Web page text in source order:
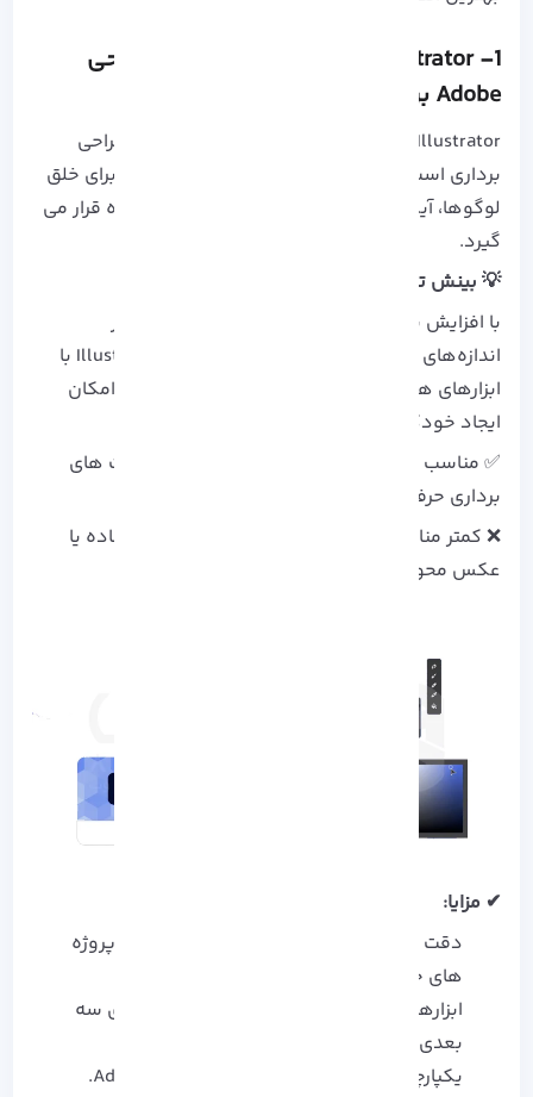
1-
Adobe-Illustrator
: نرم‌ افزار برتر طراحی
Adobe برای گرافیک برداری
Illustrator یکی از قدرتمندترین ابزارها در زمینه طراحی
برداری است که توسط بسیاری از طراحان حرفه‌ ای برای خلق
لوگوها، آیکون‌ ها و تصاویر پیچیده مورد استفاده قرار می‌
گیرد.
💡 بینش تحلیلی:
با افزایش نیاز به طراحی لوگو و آیکون‌هایی که در
اندازه‌های مختلف کیفیت خود را حفظ کنند، Illustrator با
ابزارهای هوشمندی مانند «Generative Recolor» امکان
ایجاد خودکار تنوع رنگی را فراهم کرده است.
✅ مناسب برای: طراحان برند، طراحان UI و گرافیست‌ های
برداری حرفه‌ ای
❌ کمتر مناسب برای: کاربرانی که فقط به طراحی ساده یا
عکس‌ محور نیاز دارند
✔ مزایا:
دقت بالا در طراحی‌ های برداری، مناسب برای پروژه‌
های حرفه‌ ای.
ابزارهای پیشرفته مانند پرسپکتیو، مدل‌ سازی سه‌
بعدی و قابلیت‌ های هوش مصنوعی.
یکپارچگی کامل با مجموعه نرم‌ افزارهای Adobe.